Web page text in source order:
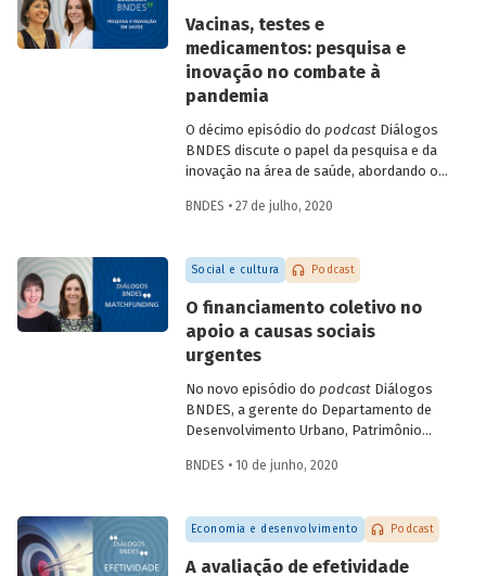
medicamentos e vacinas, de reagentes
para diagnóstico e de materiais médicos
e odontológicos, assim como em novos
campos como a terapia celular e a terapia
de incorporação da biotecnologia pelo
setor farmacêutico no Brasil.
Vacinas, testes e
medicamentos: pesquisa e
inovação no combate à
pandemia
O décimo episódio do podcastDiálogos
BNDES discute o papel da pesquisa e da
inovação na área de saúde, abordando os
Covid-19. Na conversa, a gerente setorial
e de Serviços de Saúde do BNDES, Carla
Reis, e a professora da Coppe-UFRJ e
Engenharia de Cultivos Celulares (LECC),
Leda Castilho, falam das parcerias
brasileiras para testagem e produção de
sobre o teste de diagnóstico
desenvolvido pela UFRJ, que deve
contribuir para identificar com maior
precisão e menor custo os casos da
BNDES • 27 de julho, 2020
Social e cultura Podcast
O financiamento coletivo no
apoio a causas sociais
urgentes
No novo episódio do podcastDiálogos
BNDES, a gerente do Departamento de
Desenvolvimento Urbano, Patrimônio
Zendron e a co-fundadora da Benfeitoria
matchfunding(que agrega a participação
de um doador institucional ao
BNDES • 10 de junho, 2020
Economia e desenvolvimento Podcast
A avaliação de efetividade